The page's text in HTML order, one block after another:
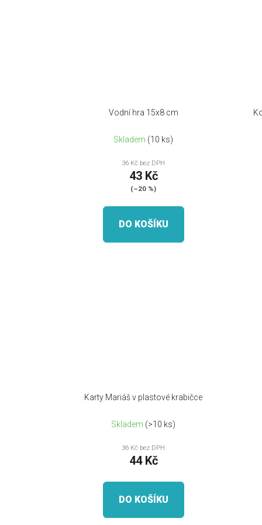
Vodní hra 15x8 cm
Skladem (10 ks)
36 Kč bez DPH
43 Kč
(–20 %)
DO KOŠÍKU
Karty Mariáš v plastové krabičce
Skladem (>10 ks)
36 Kč bez DPH
44 Kč
DO KOŠÍKU